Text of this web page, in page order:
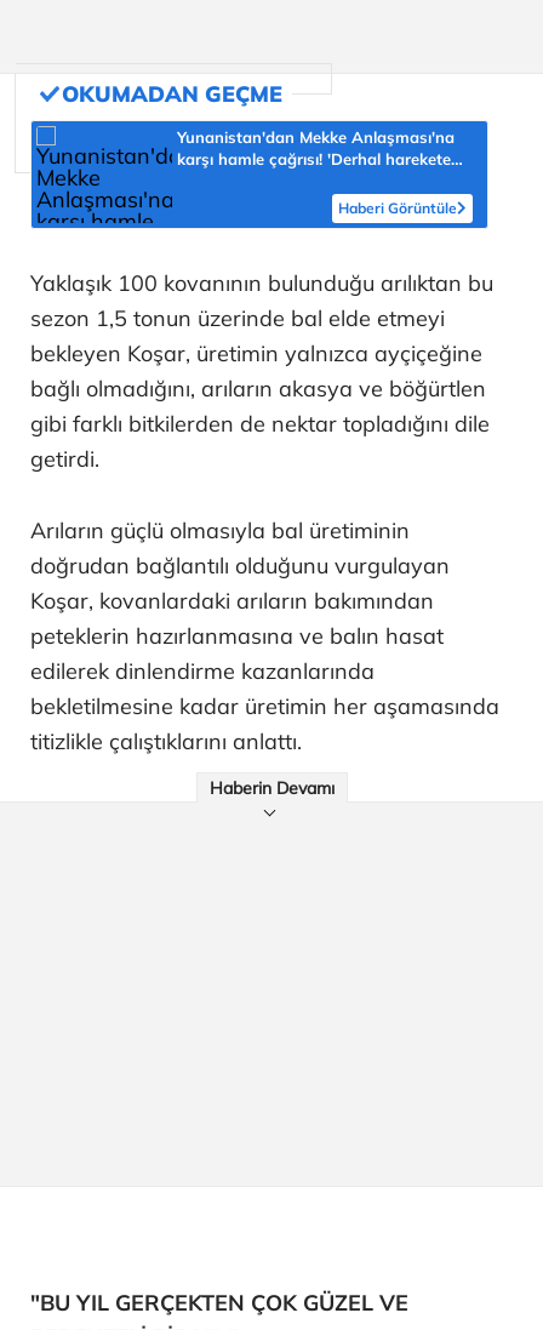
Yunanistan'dan Mekke Anlaşması'na
karşı hamle çağrısı! 'Derhal harekete
Haberi Görüntüle
Yaklaşık 100 kovanının bulunduğu arılıktan bu
sezon 1,5 tonun üzerinde bal elde etmeyi
bekleyen Koşar, üretimin yalnızca ayçiçeğine
bağlı olmadığını, arıların akasya ve böğürtlen
gibi farklı bitkilerden de nektar topladığını dile
getirdi.
Arıların güçlü olmasıyla bal üretiminin
doğrudan bağlantılı olduğunu vurgulayan
Koşar, kovanlardaki arıların bakımından
peteklerin hazırlanmasına ve balın hasat
edilerek dinlendirme kazanlarında
bekletilmesine kadar üretimin her aşamasında
titizlikle çalıştıklarını anlattı.
Haberin Devamı
"BU YIL GERÇEKTEN ÇOK GÜZEL VE